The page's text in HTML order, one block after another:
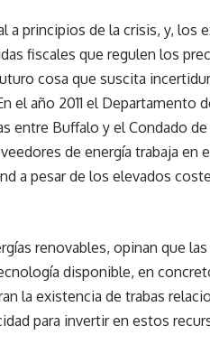
a principios de la crisis, y, los
fiscales que regulen los
cosa que suscita
el año 2011 el Departamento
entre Buffalo y el Condado de
de energía trabaja en
a pesar de los elevados
renovables, opinan que las
disponible, en
la existencia de trabas
para invertir en estos